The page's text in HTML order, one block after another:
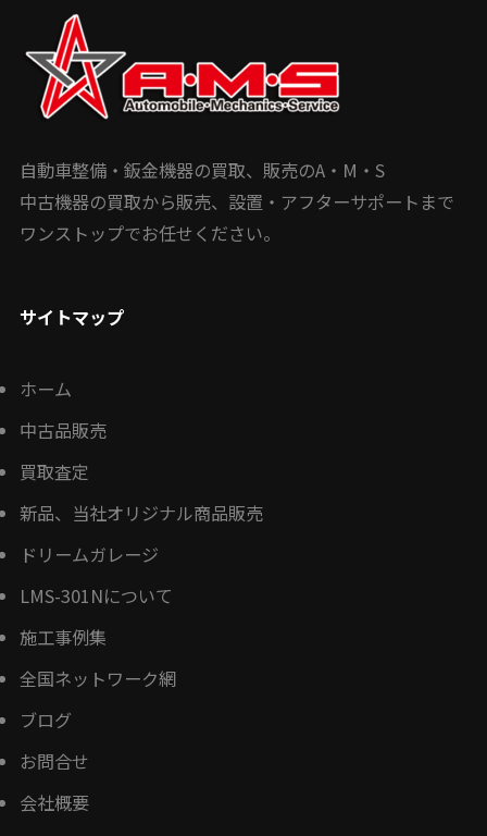
自動車整備・鈑金機器の買取、販売のA・M・S
中古機器の買取から販売、設置・アフターサポートまで
ワンストップでお任せください。
サイトマップ
ホーム
中古品販売
買取査定
新品、当社オリジナル商品販売
ドリームガレージ
LMS-301Nについて
施工事例集
全国ネットワーク網
ブログ
お問合せ
会社概要